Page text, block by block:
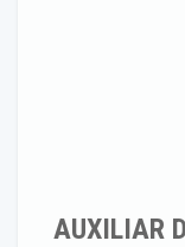
AUXILIAR